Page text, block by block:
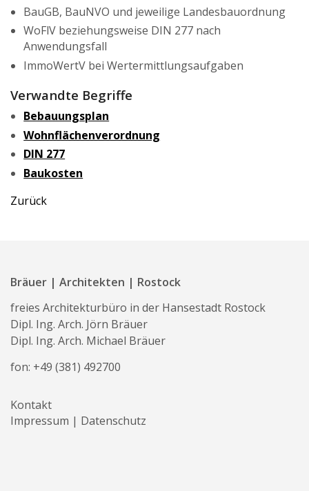
BauGB, BauNVO und jeweilige Landesbauordnung
WoFlV beziehungsweise DIN 277 nach
Anwendungsfall
ImmoWertV bei Wertermittlungsaufgaben
Verwandte Begriffe
Bebauungsplan
Wohnflächenverordnung
DIN 277
Baukosten
Zurück
Bräuer | Architekten | Rostock
freies Architekturbüro in der Hansestadt Rostock
Dipl. Ing. Arch. Jörn Bräuer
Dipl. Ing. Arch. Michael Bräuer
fon: +49 (381) 492700
Kontakt
Impressum | Datenschutz